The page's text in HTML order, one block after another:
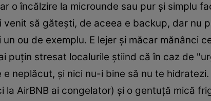
o încălzire la microunde sau pur și simplu
venit să gătești, de aceea e backup, dar nu
un ou de exemplu. E lejer și măcar mănânci
puțin stresat localurile știind că în caz de
e neplăcut, și nici nu-i bine să nu te
la AirBNB ai congelator) și o gentuță mică